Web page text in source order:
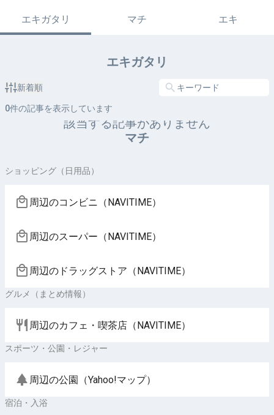
エキガタリ マチ エキ
エキガタリ
新着順
0件の記事を表示しています
該当する記事がありません
マチ
ショッピング（日用品）
周辺のコンビニ（NAVITIME）
周辺のスーパー（NAVITIME）
周辺のドラッグストア（NAVITIME）
グルメ（まとめ情報）
周辺のカフェ・喫茶店（NAVITIME）
スポーツ・公園・レジャー
周辺の公園（Yahoo!マップ）
宿泊・入浴